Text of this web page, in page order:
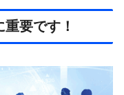
要です！